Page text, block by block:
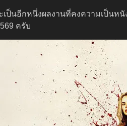
ะเป็นอีกหนึ่งผลงานที่คงความเป็น
ครับ